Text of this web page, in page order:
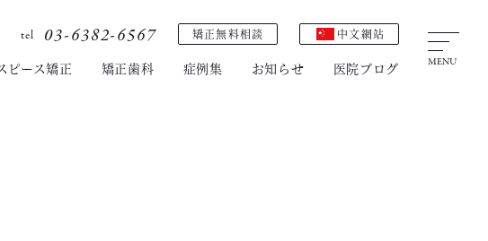
tel 03-6382-6567 矯正無料相談 中文網站
ピース矯正 矯正歯科 症例集 お知らせ 医院ブログ MENU